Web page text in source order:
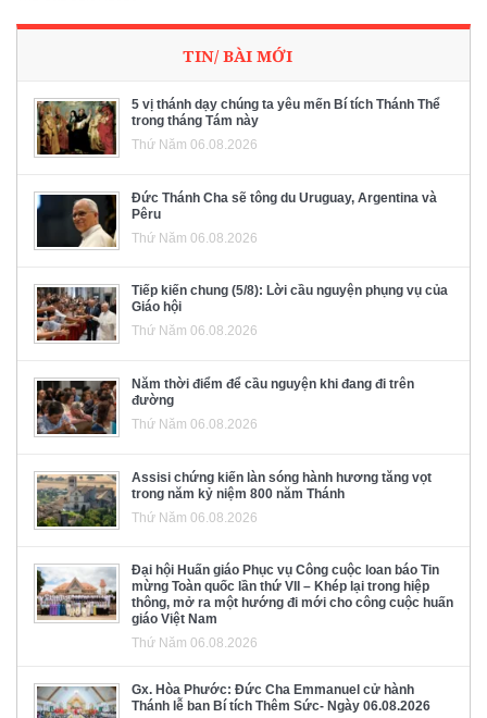
TIN/ BÀI MỚI
5 vị thánh dạy chúng ta yêu mến Bí tích Thánh Thể
trong tháng Tám này
Thứ Năm 06.08.2026
Đức Thánh Cha sẽ tông du Uruguay, Argentina và
Pêru
Thứ Năm 06.08.2026
Tiếp kiến chung (5/8): Lời cầu nguyện phụng vụ của
Giáo hội
Thứ Năm 06.08.2026
Năm thời điểm để cầu nguyện khi đang đi trên
đường
Thứ Năm 06.08.2026
Assisi chứng kiến làn sóng hành hương tăng vọt
trong năm kỷ niệm 800 năm Thánh
Thứ Năm 06.08.2026
Đại hội Huấn giáo Phục vụ Công cuộc loan báo Tin
mừng Toàn quốc lần thứ VII – Khép lại trong hiệp
thông, mở ra một hướng đi mới cho công cuộc huấn
giáo Việt Nam
Thứ Năm 06.08.2026
Gx. Hòa Phước: Đức Cha Emmanuel cử hành
Thánh lễ ban Bí tích Thêm Sức- Ngày 06.08.2026